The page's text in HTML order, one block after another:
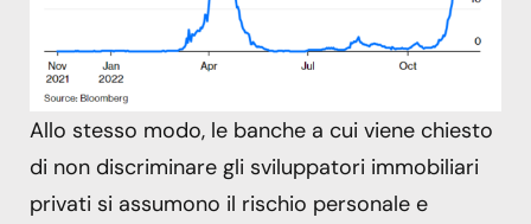
Allo stesso modo, le banche a cui viene chiesto
di non discriminare gli sviluppatori immobiliari
privati ​​si assumono il rischio personale e